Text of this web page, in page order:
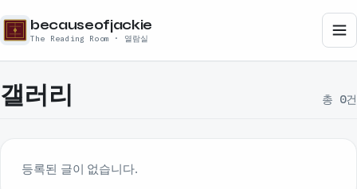
becauseofjackie
The Reading Room · 열람실
갤러리 총 0건
등록된 글이 없습니다.